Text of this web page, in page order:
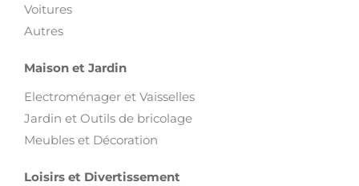
Voitures
Autres
Maison et Jardin
Electroménager et Vaisselles
Jardin et Outils de bricolage
Meubles et Décoration
Loisirs et Divertissement